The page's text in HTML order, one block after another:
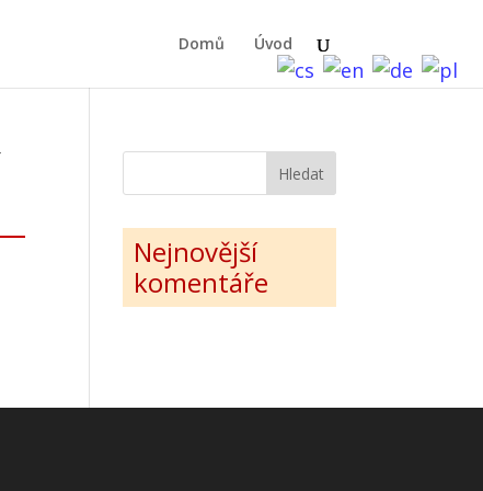
Domů Úvod
Nejnovější
komentáře